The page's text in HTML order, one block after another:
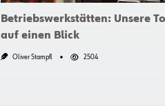
Betriebswerkstätten: Unsere
auf einen Blick
Oliver Stampfl 2504